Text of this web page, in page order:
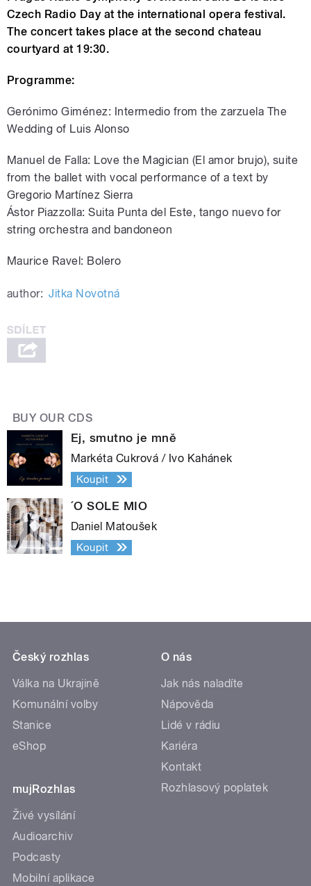
Czech Radio Day at the international opera festival.
The concert takes place at the second chateau
courtyard at 19:30.
Programme:
Gerónimo Giménez: Intermedio from the zarzuela The
Wedding of Luis Alonso
Manuel de Falla: Love the Magician (El amor brujo), suite
from the ballet with vocal performance of a text by
Gregorio Martínez Sierra
Ástor Piazzolla: Suita Punta del Este, tango nuevo for
string orchestra and bandoneon
Maurice Ravel: Bolero
author: Jitka Novotná
BUY OUR CDS
Ej, smutno je mně
Markéta Cukrová / Ivo Kahánek
Koupit
´O SOLE MIO
Daniel Matoušek
Koupit
Český rozhlas
Válka na Ukrajině
Komunální volby
Stanice
eShop
mujRozhlas
Živé vysílání
Audioarchiv
Podcasty
Mobilní aplikace
O nás
Jak nás naladíte
Nápověda
Lidé v rádiu
Kariéra
Kontakt
Rozhlasový poplatek